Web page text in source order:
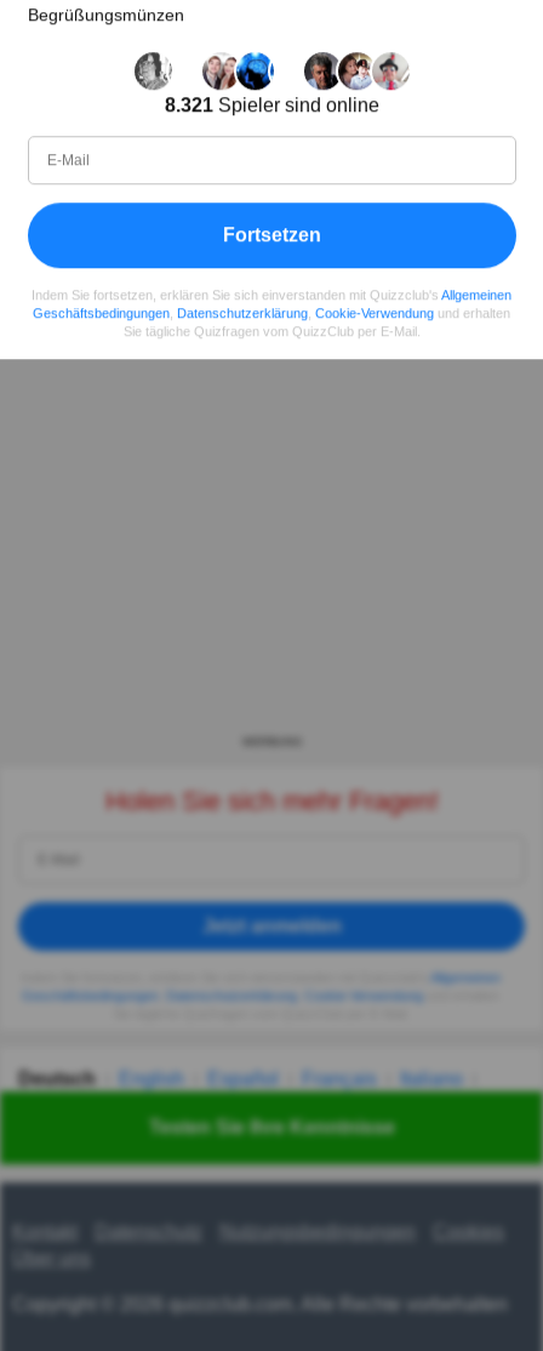
Testen Sie Ihre Kenntnisse
09.2022
Teilenauf Facebook
Holen Sie sich mehr Fragen!
Jetzt anmelden
Allgemeinen
Geschäftsbedingungen
Datenschutzerklärung Cookie-Verwendung
Deutsch English Español Français
Italiano
Українська हिन्दी 한국어 汉语
Kontakt Nutzungsbedingungen
Über uns
Copyright © 2026 quizzclub.com. Alle Rechte vorbehalten
Begrüßungsmünzen
8.321Spieler sind online
Fortsetzen
Indem Sie fortsetzen, erklären Sie sich einverstanden mit Quizzclub's Allgemeinen
Geschäftsbedingungen Datenschutzerklärung Cookie-Verwendung und erhalten
Sie tägliche Quizfragen vom QuizzClub per E-Mail.